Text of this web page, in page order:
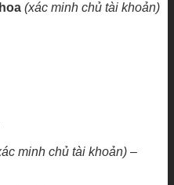
(xác minh chủ tài khoản)
minh chủ tài khoản) –